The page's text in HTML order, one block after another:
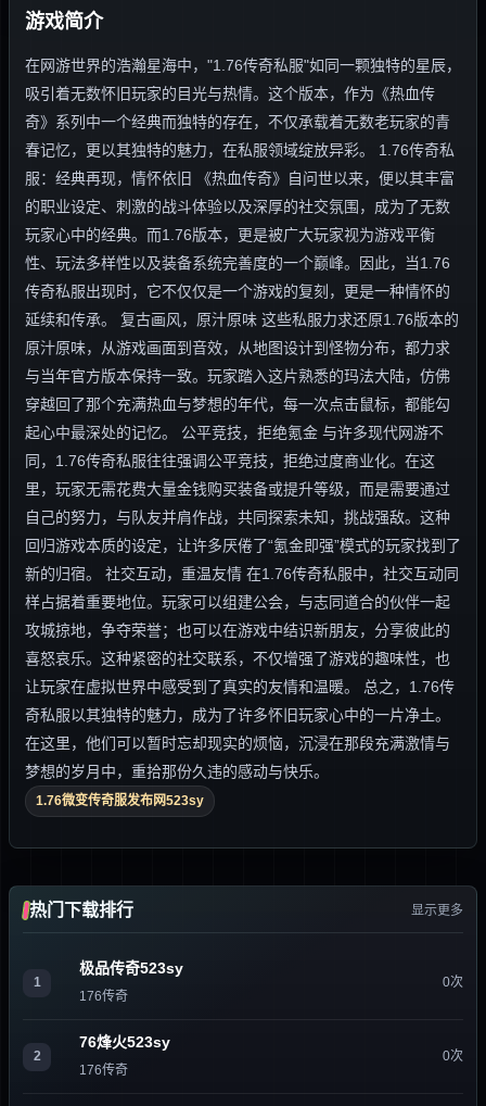
游戏简介
在网游世界的浩瀚星海中，"1.76传奇私服"如同一颗独特的星辰，
吸引着无数怀旧玩家的目光与热情。这个版本，作为《热血传
奇》系列中一个经典而独特的存在，不仅承载着无数老玩家的青
春记忆，更以其独特的魅力，在私服领域绽放异彩。 1.76传奇私
服：经典再现，情怀依旧 《热血传奇》自问世以来，便以其丰富
的职业设定、刺激的战斗体验以及深厚的社交氛围，成为了无数
玩家心中的经典。而1.76版本，更是被广大玩家视为游戏平衡
性、玩法多样性以及装备系统完善度的一个巅峰。因此，当1.76
传奇私服出现时，它不仅仅是一个游戏的复刻，更是一种情怀的
延续和传承。 复古画风，原汁原味 这些私服力求还原1.76版本的
原汁原味，从游戏画面到音效，从地图设计到怪物分布，都力求
与当年官方版本保持一致。玩家踏入这片熟悉的玛法大陆，仿佛
穿越回了那个充满热血与梦想的年代，每一次点击鼠标，都能勾
起心中最深处的记忆。 公平竞技，拒绝氪金 与许多现代网游不
同，1.76传奇私服往往强调公平竞技，拒绝过度商业化。在这
里，玩家无需花费大量金钱购买装备或提升等级，而是需要通过
自己的努力，与队友并肩作战，共同探索未知，挑战强敌。这种
回归游戏本质的设定，让许多厌倦了“氪金即强”模式的玩家找到了
新的归宿。 社交互动，重温友情 在1.76传奇私服中，社交互动同
样占据着重要地位。玩家可以组建公会，与志同道合的伙伴一起
攻城掠地，争夺荣誉；也可以在游戏中结识新朋友，分享彼此的
喜怒哀乐。这种紧密的社交联系，不仅增强了游戏的趣味性，也
让玩家在虚拟世界中感受到了真实的友情和温暖。 总之，1.76传
奇私服以其独特的魅力，成为了许多怀旧玩家心中的一片净土。
在这里，他们可以暂时忘却现实的烦恼，沉浸在那段充满激情与
梦想的岁月中，重拾那份久违的感动与快乐。
1.76微变传奇服发布网523sy
热门下载排行 显示更多
1
极品传奇523sy
176传奇
0次
2
76烽火523sy
176传奇
0次